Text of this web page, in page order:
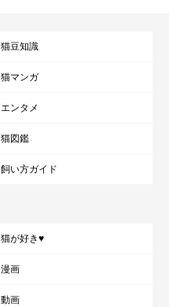
猫豆知識
猫マンガ
エンタメ
猫図鑑
飼い方ガイド
猫が好き♥
漫画
動画